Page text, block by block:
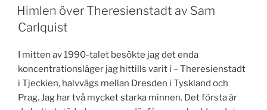
Himlen över Theresienstadt av Sam
Carlquist
I mitten av 1990-talet besökte jag det enda
koncentrationsläger jag hittills varit i – Theresienstadt
i Tjeckien, halvvägs mellan Dresden i Tyskland och
Prag. Jag har två mycket starka minnen. Det första är